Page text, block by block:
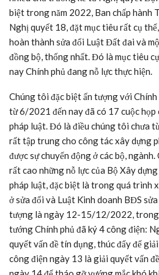
biệt trong năm 2022, Ban chấp hành
Nghị quyết 18, đặt mục tiêu rất cụ
hoàn thành sửa đổi Luật Đất đai và
đồng bộ, thống nhất. Đó là mục tiêu
nay Chính phủ đang nỗ lực thực hiện.
Chúng tôi đặc biệt ấn tượng với
từ 6/2021 đến nay đã có 17 cuộc họp
pháp luật. Đó là điều chúng tôi chưa
rất tập trung cho công tác xây dựng
được sự chuyển động ở các bộ,
rất cao những nỗ lực của Bộ Xây
pháp luật, đặc biệt là trong quá trình
ở sửa đổi và Luật Kinh doanh BĐS
tượng là ngày 12-15/12/2022, trong
tướng Chính phủ đã ký 4 công điện:
quyết vấn đề tín dụng, thúc đẩy để
công điện ngày 13 là giải quyết vấn